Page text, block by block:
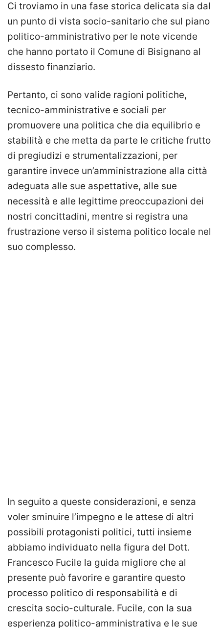
Ci troviamo in una fase storica delicata sia dal
un punto di vista socio-sanitario che sul piano
politico-amministrativo per le note vicende
che hanno portato il Comune di Bisignano al
dissesto finanziario.
Pertanto, ci sono valide ragioni politiche,
tecnico-amministrative e sociali per
promuovere una politica che dia equilibrio e
stabilità e che metta da parte le critiche frutto
di pregiudizi e strumentalizzazioni, per
garantire invece un’amministrazione alla città
adeguata alle sue aspettative, alle sue
necessità e alle legittime preoccupazioni dei
nostri concittadini, mentre si registra una
frustrazione verso il sistema politico locale nel
suo complesso.
In seguito a queste considerazioni, e senza
voler sminuire l’impegno e le attese di altri
possibili protagonisti politici, tutti insieme
abbiamo individuato nella figura del Dott.
Francesco Fucile la guida migliore che al
presente può favorire e garantire questo
processo politico di responsabilità e di
crescita socio-culturale. Fucile, con la sua
esperienza politico-amministrativa e le sue